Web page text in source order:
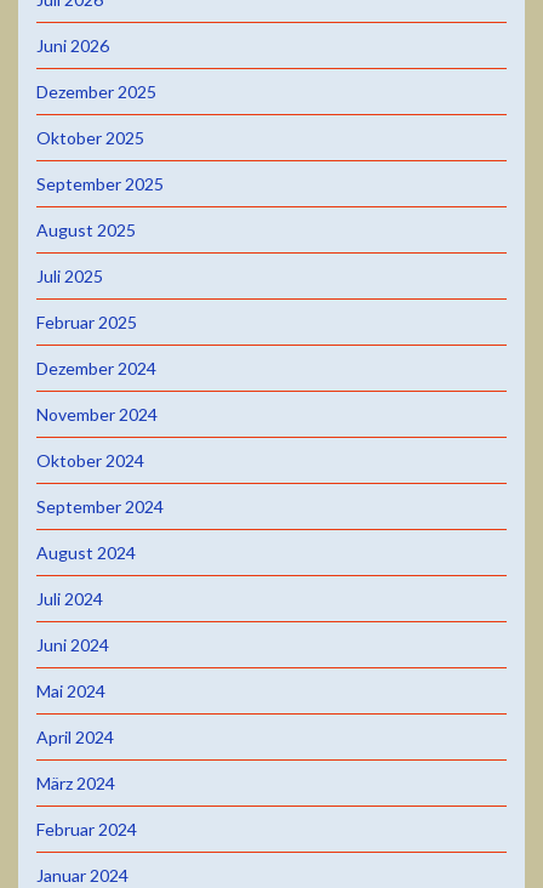
Juni 2026
Dezember 2025
Oktober 2025
September 2025
August 2025
Juli 2025
Februar 2025
Dezember 2024
November 2024
Oktober 2024
September 2024
August 2024
Juli 2024
Juni 2024
Mai 2024
April 2024
März 2024
Februar 2024
Januar 2024